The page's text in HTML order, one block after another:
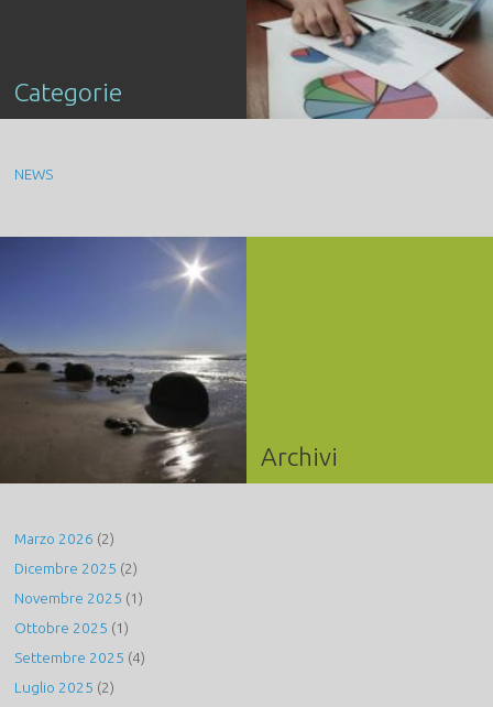
Categorie
NEWS
Archivi
Marzo 2026 (2)
Dicembre 2025 (2)
Novembre 2025 (1)
Ottobre 2025 (1)
Settembre 2025 (4)
Luglio 2025 (2)